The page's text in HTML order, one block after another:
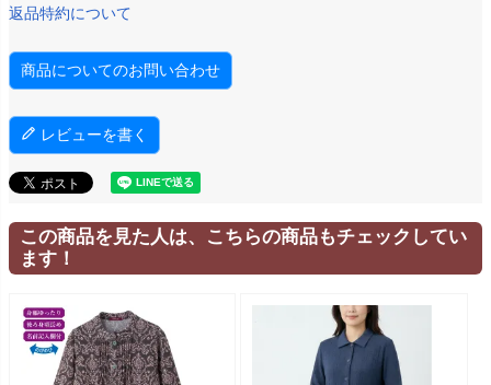
返品特約について
商品についてのお問い合わせ
レビューを書く
この商品を見た人は、こちらの商品もチェックしてい
ます！